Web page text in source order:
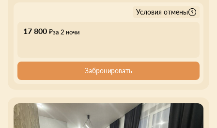
Условия отмены
17 800 ₽за 2 ночи
Забронировать